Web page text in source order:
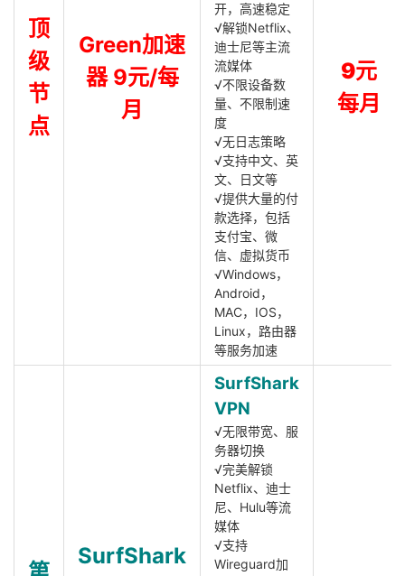
顶
级
节
点
Green加速
器 9元/每
月
开，高速稳定
√解锁Netflix、
迪士尼等主流
流媒体
√不限设备数
量、不限制速
度
√无日志策略
√支持中文、英
文、日文等
√提供大量的付
款选择，包括
支付宝、微
信、虚拟货币
√Windows，
Android，
MAC，IOS，
Linux，路由器
等服务加速
9元
每月
SurfShark
SurfShark
VPN
√无限带宽、服
务器切换
√完美解锁
Netflix、迪士
尼、Hulu等流
媒体
√支持
Wireguard加